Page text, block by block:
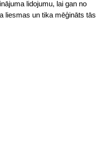
lidojumu, lai gan no
liesmas un tika mēģināts tās